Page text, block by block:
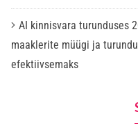
AI kinnisvara turunduses
maaklerite müügi ja
efektiivsemaks